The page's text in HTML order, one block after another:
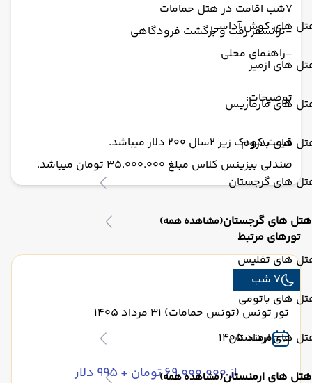
های کوش آداسی
های ازمیر
های مارماریس
های بدروم
های گرجستان
هتل های گرجستان(مشاهده همه)
های تفلیس
های باتومی
های ارمنستان
هتل های ارمنستان(مشاهده همه)
7شب اقامت در هتل حمامات
-ترانسفر رفت و برگشت فرودگاهی
-راهنمای محلی
توضیحات:
قیمت کودک زیر 2سال 200 دلار میباشد.
صندلی بیزینس کلاس مبلغ 35.000.000 تومان میباشد.
تورهای مرتبط
7 شب
تور تونس (تونس حمامات) 31 مرداد 1405
مرداد 1405
از ۶۹٬۰۰۰٬۰۰۰ تومان + ۹۹۵ دلار